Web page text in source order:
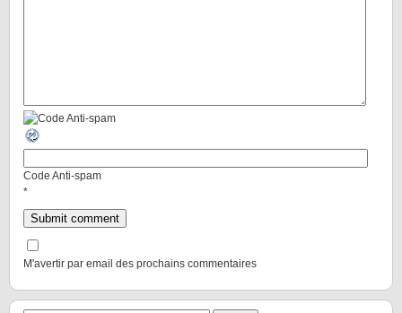
Code Anti-spam
*
M'avertir par email des prochains commentaires